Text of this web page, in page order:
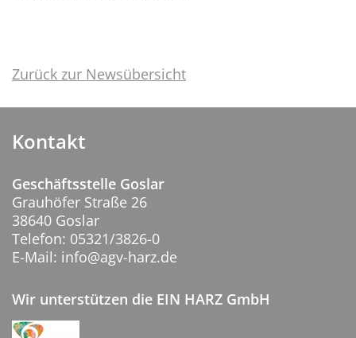
Zurück zur Newsübersicht
Kontakt
Geschäftsstelle Goslar
Grauhöfer Straße 26
38640 Goslar
Telefon: 05321/3826-0
E-Mail: info@agv-harz.de
Wir unterstützen die EIN HARZ GmbH